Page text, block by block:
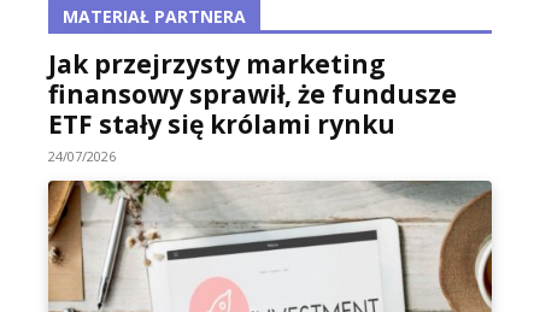
MATERIAŁ PARTNERA
Jak przejrzysty marketing
finansowy sprawił, że fundusze
ETF stały się królami rynku
24/07/2026